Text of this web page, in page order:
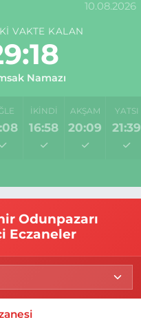
10.08.2026
VAKTE KALAN
Namazı
İKINDI
16:58
AKŞAM
20:09
YATSI
21:39
Odunpazarı
Eczaneler